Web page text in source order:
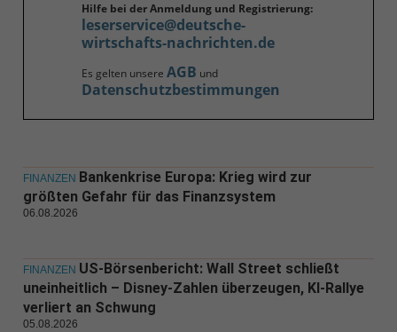
Hilfe bei der Anmeldung und Registrierung:
leserservice@deutsche-
wirtschafts-nachrichten.de
Es gelten unsere AGB und
Datenschutzbestimmungen
FINANZEN Bankenkrise Europa: Krieg wird zur
größten Gefahr für das Finanzsystem
06.08.2026
FINANZEN US-Börsenbericht: Wall Street schließt
uneinheitlich – Disney-Zahlen überzeugen, KI-Rallye
verliert an Schwung
05.08.2026